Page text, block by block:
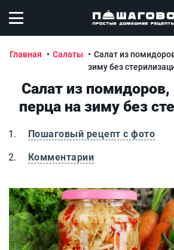
Открыть меню
Главная Салаты
Салат из
зиму без
Салат из
перца на зиму без
Пошаговый рецепт с фото
Комментарии
Салат из помидоров, моркови и